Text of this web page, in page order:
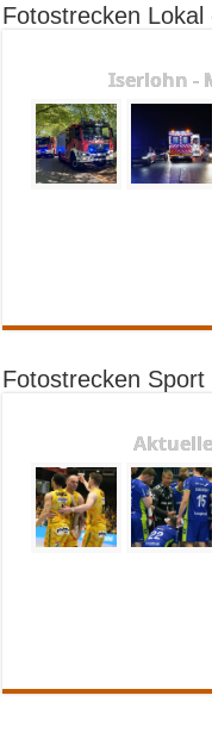
Fotostrecken Lokal
Iserlohn -
Fotostrecken Sport